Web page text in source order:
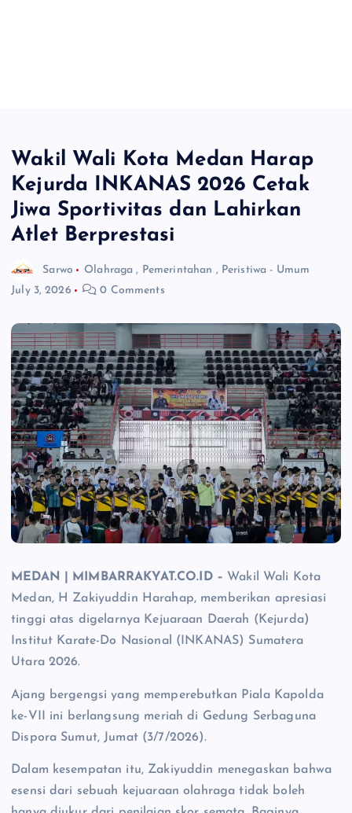
Wakil Wali Kota Medan Harap
Kejurda INKANAS 2026 Cetak
Jiwa Sportivitas dan Lahirkan
Atlet Berprestasi
Sarwo Olahraga , Pemerintahan , Peristiwa - Umum
July 3, 2026
0 Comments
MEDAN | MIMBARRAKYAT.CO.ID – Wakil Wali Kota
Medan, H Zakiyuddin Harahap, memberikan apresiasi
tinggi atas digelarnya Kejuaraan Daerah (Kejurda)
Institut Karate-Do Nasional (INKANAS) Sumatera
Utara 2026.
Ajang bergengsi yang memperebutkan Piala Kapolda
ke-VII ini berlangsung meriah di Gedung Serbaguna
Dispora Sumut, Jumat (3/7/2026).
Dalam kesempatan itu, Zakiyuddin menegaskan bahwa
esensi dari sebuah kejuaraan olahraga tidak boleh